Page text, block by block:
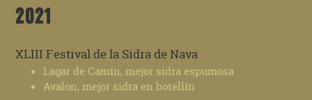
2021
XLIII Festival de la Sidra de Nava
Lagar de Camín, mejor sidra espumosa
Avalon, mejor sidra en botellín